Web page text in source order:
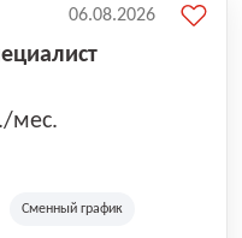
мес.
Сменный график
06.08.2026